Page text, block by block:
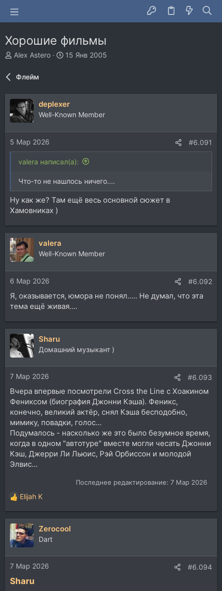
Хорошие фильмы
А
р
т
е
м
Alex Astero
Д
н
а
15 Янв 2005
Флейм
deplexer
Well-Known Member
5 Мар 2026 #6.091
valera написал(а):
Что-то не нашлось ничего....
Ну как же? Там ещё весь основной сюжет в
Хамовниках )
valera
Well-Known Member
6 Мар 2026 #6.092
Я, оказывается, юмора не понял..... Не думал, что эта
тема ещё живая....
Sharu
Домашний музыкант )
7 Мар 2026 #6.093
Вчера впервые посмотрели Cross the Line с Хоакином
Фениксом (биография Джонни Кэша). Феникс,
конечно, великий актёр, снял Кэша бесподобно,
мимику, повадки, голос...
Подумалось - насколько же это было безумное время,
когда в одном "автотуре" вместе могли чесать Джонни
Кэш, Джерри Ли Льюис, Рэй Орбиссон и молодой
Элвис...
Последнее редактирование: 7 Мар 2026
Р
е
а
к
ц
и
и
:
Elijah K
Zerocool
Dart
7 Мар 2026 #6.094
Sharu